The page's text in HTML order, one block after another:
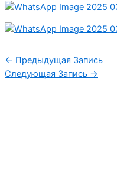
← Предыдущая Запись
Следующая Запись →